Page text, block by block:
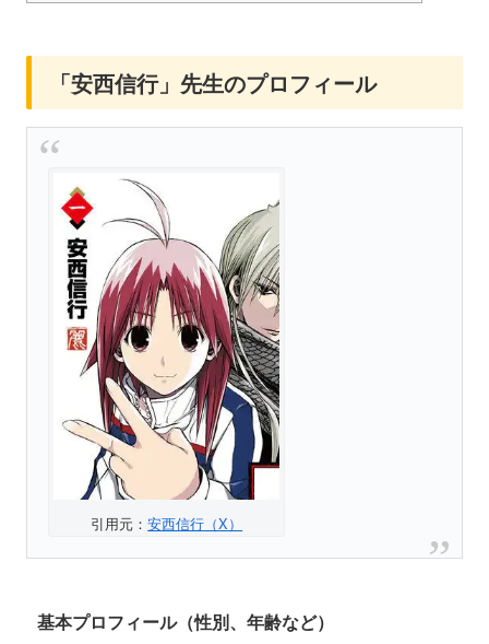
「安西信行」先生のプロフィール
引用元：安西信行（X）
基本プロフィール（性別、年齢など）